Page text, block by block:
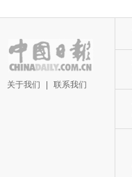
关于我们 联系我们